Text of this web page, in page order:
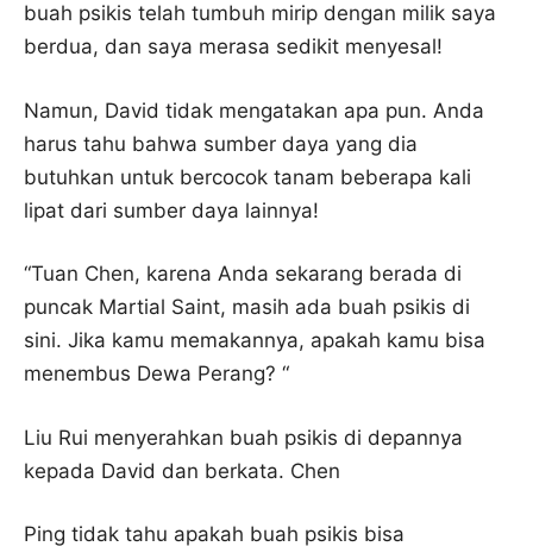
buah psikis telah tumbuh mirip dengan milik saya
berdua, dan saya merasa sedikit menyesal!
Namun, David tidak mengatakan apa pun. Anda
harus tahu bahwa sumber daya yang dia
butuhkan untuk bercocok tanam beberapa kali
lipat dari sumber daya lainnya!
“Tuan Chen, karena Anda sekarang berada di
puncak Martial Saint, masih ada buah psikis di
sini. Jika kamu memakannya, apakah kamu bisa
menembus Dewa Perang? “
Liu Rui menyerahkan buah psikis di depannya
kepada David dan berkata. Chen
Ping tidak tahu apakah buah psikis bisa